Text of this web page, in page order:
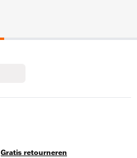
Gratis retourneren